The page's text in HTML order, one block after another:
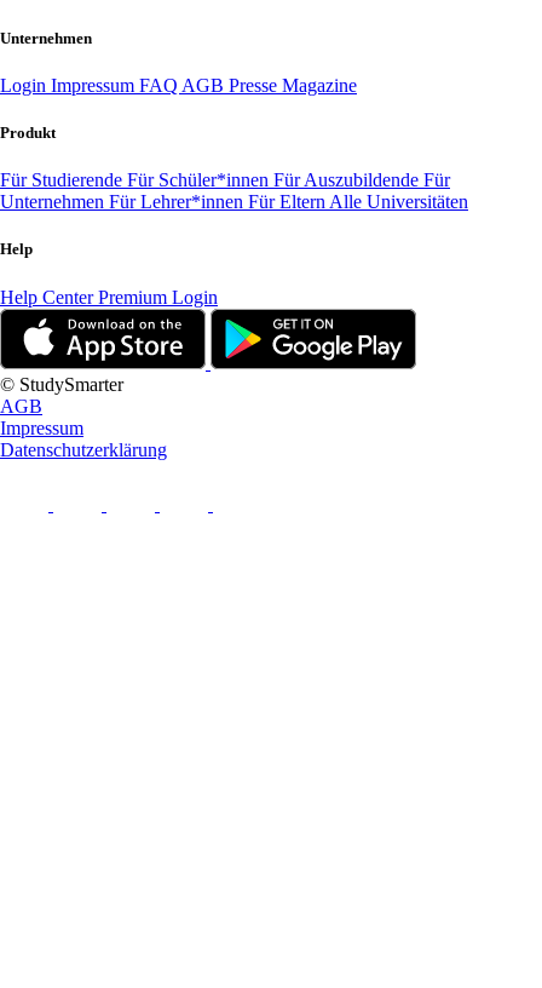
Unternehmen
Login Impressum FAQ AGB Presse Magazine
Produkt
Für Studierende Für Schüler*innen Für Auszubildende Für
Unternehmen Für Lehrer*innen Für Eltern Alle Universitäten
Help
Help CenterPremium Login
© StudySmarter
AGB
Impressum
Datenschutzerklärung